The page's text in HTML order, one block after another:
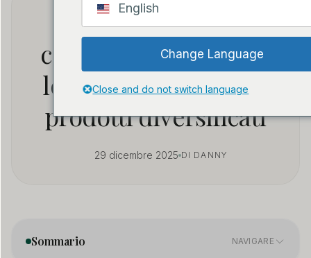
Guida all'acquisto
completa: fornitori di
localizzatori GPS con
prodotti diversificati
29 dicembre 2025 DI DANNY
Sommario NAVIGARE
English
Change Language
Close and do not switch language